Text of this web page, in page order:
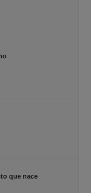
que nace